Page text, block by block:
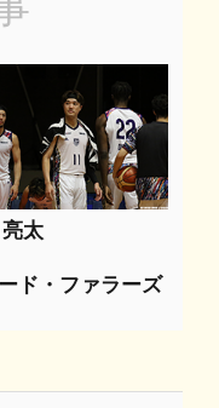
太
ド・ファラーズ